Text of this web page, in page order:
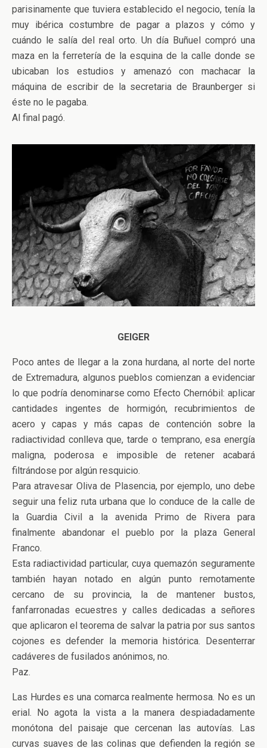
parisinamente que tuviera establecido el negocio, tenía la
muy ibérica costumbre de pagar a plazos y cómo y
cuándo le salía del real orto. Un día Buñuel compró una
maza en la ferretería de la esquina de la calle donde se
ubicaban los estudios y amenazó con machacar la
máquina de escribir de la secretaria de Braunberger si
éste no le pagaba.
Al final pagó.
GEIGER
Poco antes de llegar a la zona hurdana, al norte del norte
de Extremadura, algunos pueblos comienzan a evidenciar
lo que podría denominarse como Efecto Chernóbil: aplicar
cantidades ingentes de hormigón, recubrimientos de
acero y capas y más capas de contención sobre la
radiactividad conlleva que, tarde o temprano, esa energía
maligna, poderosa e imposible de retener acabará
filtrándose por algún resquicio.
Para atravesar Oliva de Plasencia, por ejemplo, uno debe
seguir una feliz ruta urbana que lo conduce de la calle de
la Guardia Civil a la avenida Primo de Rivera para
finalmente abandonar el pueblo por la plaza General
Franco.
Esta radiactividad particular, cuya quemazón seguramente
también hayan notado en algún punto remotamente
cercano de su provincia, la de mantener bustos,
fanfarronadas ecuestres y calles dedicadas a señores
que aplicaron el teorema de salvar la patria por sus santos
cojones es defender la memoria histórica. Desenterrar
cadáveres de fusilados anónimos, no.
Paz.
Las Hurdes es una comarca realmente hermosa. No es un
erial. No agota la vista a la manera despiadadamente
monótona del paisaje que cercenan las autovías. Las
curvas suaves de las colinas que defienden la región se